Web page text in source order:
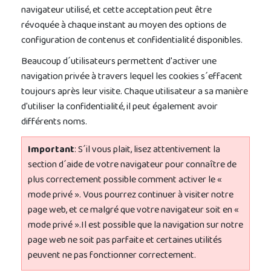
navigateur utilisé, et cette acceptation peut être
révoquée à chaque instant au moyen des options de
configuration de contenus et confidentialité disponibles.
Beaucoup d´utilisateurs permettent d'activer une
navigation privée à travers lequel les cookies s´effacent
toujours après leur visite. Chaque utilisateur a sa manière
d'utiliser la confidentialité, il peut également avoir
différents noms.
Important: S´il vous plait, lisez attentivement la
section d´aide de votre navigateur pour connaître de
plus correctement possible comment activer le «
mode privé ». Vous pourrez continuer à visiter notre
page web, et ce malgré que votre navigateur soit en «
mode privé ».Il est possible que la navigation sur notre
page web ne soit pas parfaite et certaines utilités
peuvent ne pas fonctionner correctement.